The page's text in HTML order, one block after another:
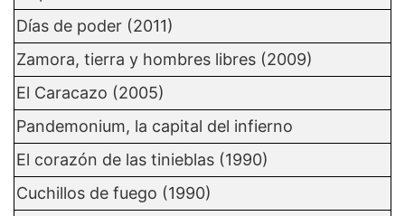
Días de poder (2011)
Zamora, tierra y hombres libres (2009)
El Caracazo (2005)
Pandemonium, la capital del infierno
El corazón de las tinieblas (1990)
Cuchillos de fuego (1990)